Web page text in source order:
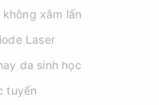
không xâm lấn
Laser
da sinh học
tuyến